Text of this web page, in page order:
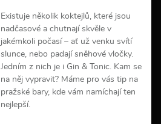
Existuje několik koktejlů, které jsou
nadčasové a chutnají skvěle v
jakémkoli počasí – ať už venku svítí
slunce, nebo padají sněhové vločky.
Jedním z nich je i Gin & Tonic. Kam se
na něj vypravit? Máme pro vás tip na
pražské bary, kde vám namíchají ten
nejlepší.